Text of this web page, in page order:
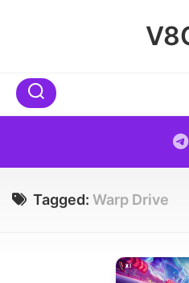
Tagged: Warp Drive